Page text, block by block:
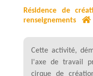
Résidence de
renseignements
Cette activité,
l'axe de travail
cirque de